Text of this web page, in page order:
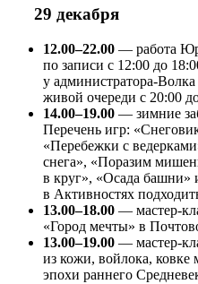
29 декабря
12.00–22.00 — работа
по записи с 12:00 до
у администратора-
живой очереди с 20:00
14.00–19.00 — зимние
Перечень игр:
«Перебежки с
снега», «Поразим
в круг», «Осада башни»
в Активностях
13.00–18.00 — мастер-
«Город мечты» в
13.00–19.00 — мастер-
из кожи, войлока, ковке
эпохи раннего